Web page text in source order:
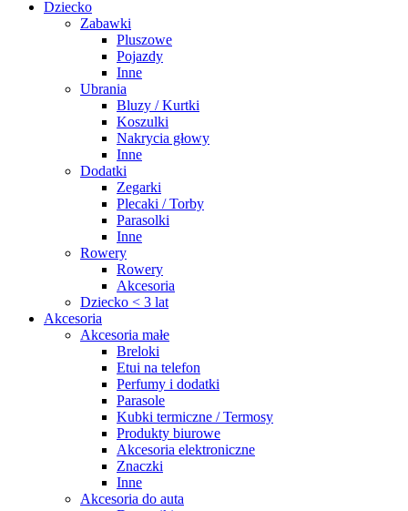
Dziecko
Zabawki
Pluszowe
Pojazdy
Inne
Ubrania
Bluzy / Kurtki
Koszulki
Nakrycia głowy
Inne
Dodatki
Zegarki
Plecaki / Torby
Parasolki
Inne
Rowery
Rowery
Akcesoria
Dziecko < 3 lat
Akcesoria
Akcesoria małe
Breloki
Etui na telefon
Perfumy i dodatki
Parasole
Kubki termiczne / Termosy
Produkty biurowe
Akcesoria elektroniczne
Znaczki
Inne
Akcesoria do auta